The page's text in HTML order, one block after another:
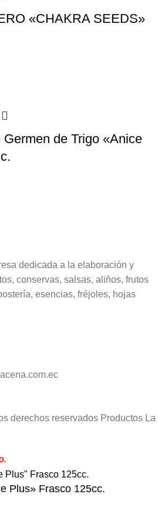
«CHAKRA SEEDS»
de Trigo «Anice
dedicada a la elaboración y
conservas, salsas, aliños, frutos
esencias, fréjoles, hojas
derechos reservados Productos La
Plus» Frasco 125cc.